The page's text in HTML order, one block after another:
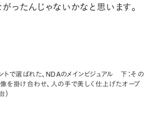
ったんじゃないかなと思います。
トで選ばれた、NDAのメインビジュアル 下：その
を掛け合わせ、人の手で美しく仕上げたオープ
）